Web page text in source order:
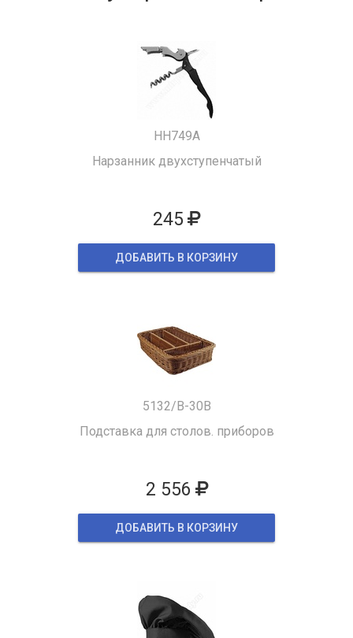
HH749A
Нарзанник двухступенчатый
245
ДОБАВИТЬ В КОРЗИНУ
5132/B-30B
Подставка для столов. приборов
2 556
ДОБАВИТЬ В КОРЗИНУ